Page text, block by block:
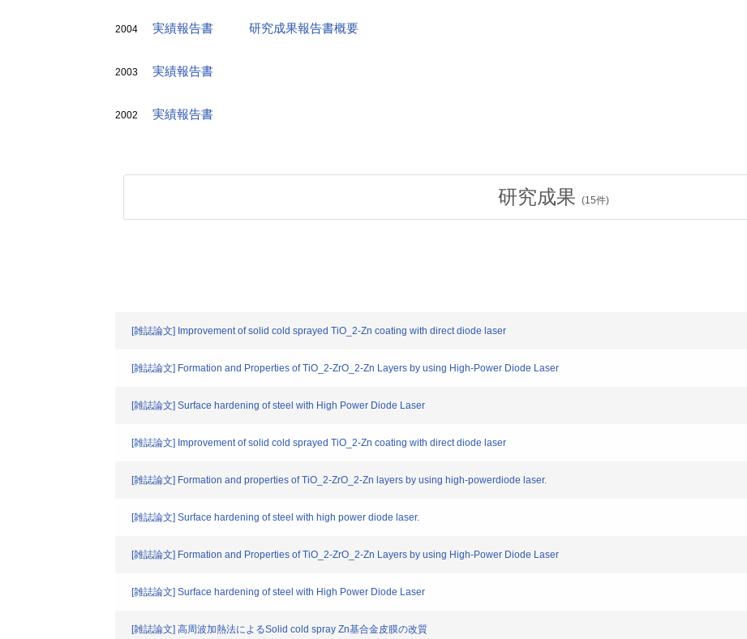
2004 実績報告書 研究成果報告書概要
2003 実績報告書
2002 実績報告書
研究成果 (15件)
[雑誌論文] Improvement of solid cold sprayed TiO_2-Zn coating with direct diode laser
[雑誌論文] Formation and Properties of TiO_2-ZrO_2-Zn Layers by using High-Power Diode Laser
[雑誌論文] Surface hardening of steel with High Power Diode Laser
[雑誌論文] Improvement of solid cold sprayed TiO_2-Zn coating with direct diode laser
[雑誌論文] Formation and properties of TiO_2-ZrO_2-Zn layers by using high-powerdiode laser.
[雑誌論文] Surface hardening of steel with high power diode laser.
[雑誌論文] Formation and Properties of TiO_2-ZrO_2-Zn Layers by using High-Power Diode Laser
[雑誌論文] Surface hardening of steel with High Power Diode Laser
[雑誌論文] 高周波加熱法によるSolid cold spray Zn基合金皮膜の改質